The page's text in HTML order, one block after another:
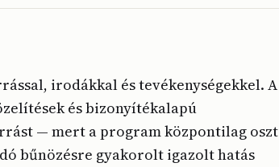
irodákkal és tevékenységekkel. A
és bizonyítékalapú
— mert a program központilag oszt
bűnözésre gyakorolt igazolt hatás